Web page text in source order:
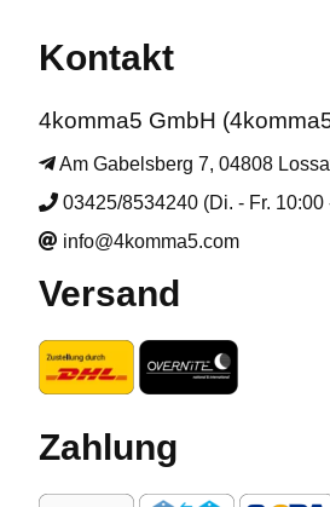
Kontakt
4komma5 GmbH
Am Gabelsberg 7, 04808
03425/8534240 (Di. - Fr. 10:00
info@4komma5.com
Versand
Zahlung